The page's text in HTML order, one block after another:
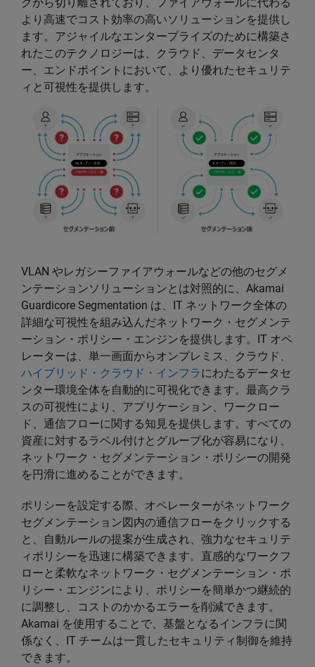
より高速でコスト効率の高いソリューションを提供し
ます。アジャイルなエンタープライズのために構築さ
れたこのテクノロジーは、クラウド、データセンタ
ー、エンドポイントにおいて、より優れたセキュリテ
ィと可視性を提供します。
VLAN やレガシーファイアウォールなどの他のセグメ
ンテーションソリューションとは対照的に、Akamai
Guardicore Segmentation は、IT ネットワーク全体の
詳細な可視性を組み込んだネットワーク・セグメンテ
ーション・ポリシー・エンジンを提供します。IT オペ
レーターは、単一画面からオンプレミス、クラウド、
ハイブリッド・クラウド・インフラにわたるデータセ
ンター環境全体を自動的に可視化できます。最高クラ
スの可視性により、アプリケーション、ワークロー
ド、通信フローに関する知見を提供します。すべての
資産に対するラベル付けとグループ化が容易になり、
ネットワーク・セグメンテーション・ポリシーの開発
を円滑に進めることができます。
ポリシーを設定する際、オペレーターがネットワーク
セグメンテーション図内の通信フローをクリックする
と、自動ルールの提案が生成され、強力なセキュリテ
ィポリシーを迅速に構築できます。直感的なワークフ
ローと柔軟なネットワーク・セグメンテーション・ポ
リシー・エンジンにより、ポリシーを簡単かつ継続的
に調整し、コストのかかるエラーを削減できます。
Akamai を使用することで、基盤となるインフラに関
係なく、IT チームは一貫したセキュリティ制御を維持
できます。